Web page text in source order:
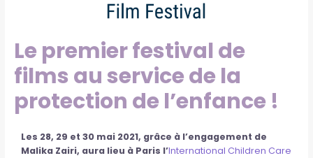
Le premier festival de
films au service de la
protection de l’enfance !
Les 28, 29 et 30 mai 2021, grâce à l’engagement de
Malika Zairi, aura lieu à Paris l’International Children Care